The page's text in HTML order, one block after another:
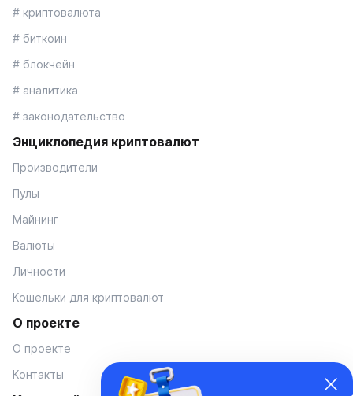
# криптовалюта
# биткоин
# блокчейн
# аналитика
# законодательство
Энциклопедия криптовалют
Производители
Пулы
Майнинг
Валюты
Личности
Кошельки для криптовалют
О проекте
О проекте
Контакты